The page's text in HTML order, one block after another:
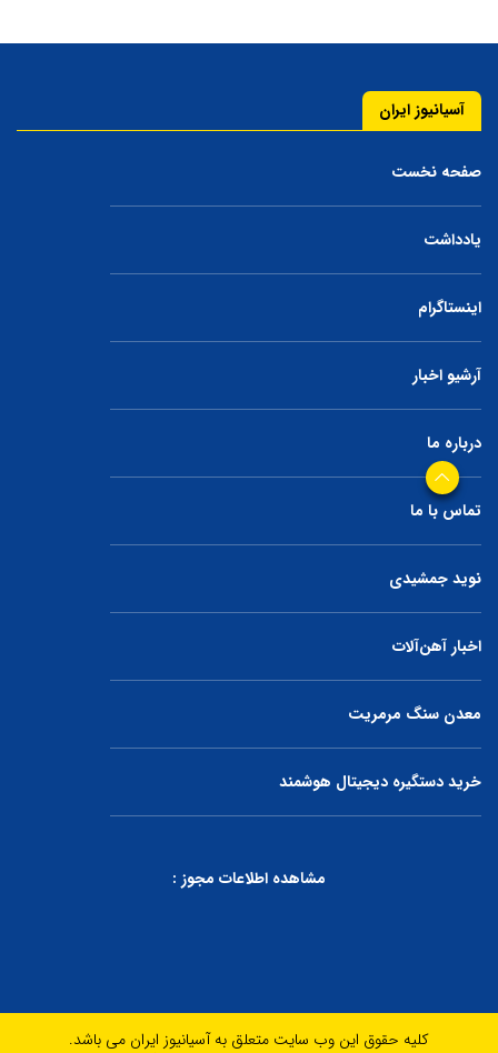
آسیانیوز ایران
صفحه نخست
یادداشت
اینستاگرام
آرشیو اخبار
درباره ما
تماس با ما
نوید جمشیدی
اخبار آهن‌آلات
معدن سنگ مرمریت
خرید دستگیره دیجیتال هوشمند
مشاهده اطلاعات مجوز :
کلیه حقوق این وب سایت متعلق به آسیانیوز ایران می باشد.